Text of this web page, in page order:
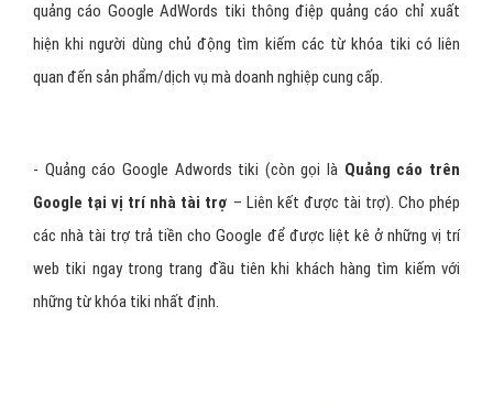
quảng cáo Google AdWords tiki thông điệp quảng cáo chỉ xuất
hiện khi người dùng chủ động tìm kiếm các từ khóa tiki có liên
quan đến sản phẩm/dịch vụ mà doanh nghiệp cung cấp.
- Quảng cáo Google Adwords tiki (còn gọi là Quảng cáo trên
Google tại vị trí nhà tài trợ – Liên kết được tài trợ). Cho phép
các nhà tài trợ trả tiền cho Google để được liệt kê ở những vị trí
web tiki ngay trong trang đầu tiên khi khách hàng tìm kiếm với
những từ khóa tiki nhất định.